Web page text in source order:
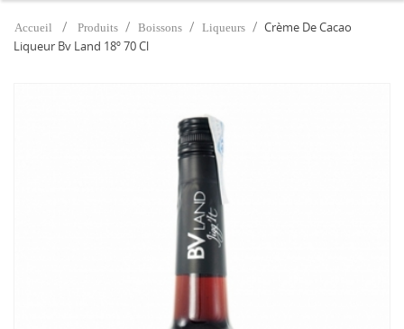
Accueil Produits Boissons Liqueurs
Crème De Cacao
Liqueur Bv Land 18º 70 Cl